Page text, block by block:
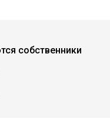
собственники